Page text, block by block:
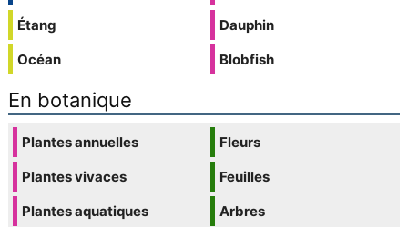
Étang
Océan
Dauphin
Blobfish
En botanique
Plantes annuelles
Plantes vivaces
Plantes aquatiques
Fleurs
Feuilles
Arbres